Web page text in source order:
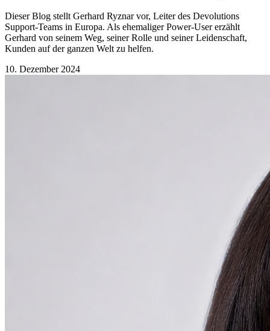
Dieser Blog stellt Gerhard Ryznar vor, Leiter des Devolutions
Support-Teams in Europa. Als ehemaliger Power-User erzählt
Gerhard von seinem Weg, seiner Rolle und seiner Leidenschaft,
Kunden auf der ganzen Welt zu helfen.
10. Dezember 2024